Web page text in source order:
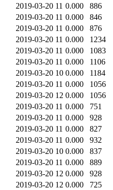
2019-03-20 11 0.000
886
2019-03-20 11 0.000
846
2019-03-20 11 0.000
876
2019-03-20 11 0.000
1234
2019-03-20 11 0.000
1083
2019-03-20 11 0.000
1106
2019-03-20 10 0.000
1184
2019-03-20 11 0.000
1056
2019-03-20 12 0.000
1056
2019-03-20 11 0.000
751
2019-03-20 11 0.000
928
2019-03-20 11 0.000
827
2019-03-20 11 0.000
932
2019-03-20 10 0.000
837
2019-03-20 11 0.000
889
2019-03-20 12 0.000
928
2019-03-20 12 0.000
725